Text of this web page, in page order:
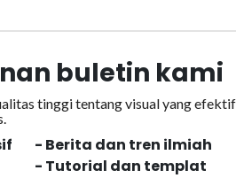
buletin kami
tinggi tentang visual yang efektif
- Berita dan tren ilmiah
- Tutorial dan templat